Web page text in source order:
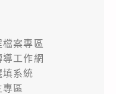
案專區
工作網
填系統
專區